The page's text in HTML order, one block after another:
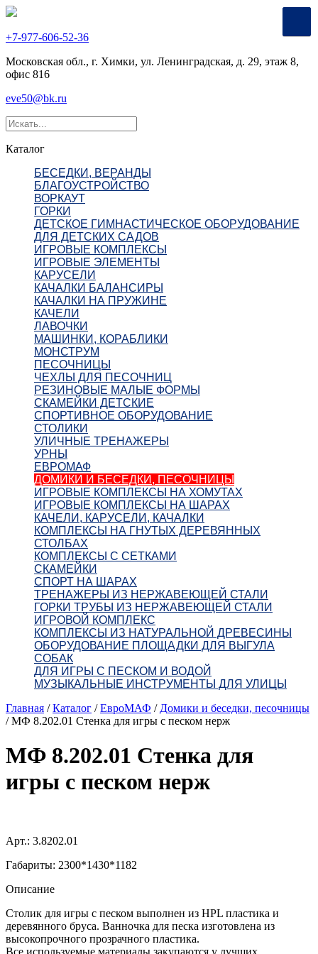
+7-977-606-52-36
Московская обл., г. Химки, ул. Ленинградская, д. 29, этаж 8,
офис 816
eve50@bk.ru
Каталог
БЕСЕДКИ, ВЕРАНДЫ
БЛАГОУСТРОЙСТВО
ВОРКАУТ
ГОРКИ
ДЕТСКОЕ ГИМНАСТИЧЕСКОЕ ОБОРУДОВАНИЕ
ДЛЯ ДЕТСКИХ САДОВ
ИГРОВЫЕ КОМПЛЕКСЫ
ИГРОВЫЕ ЭЛЕМЕНТЫ
КАРУСЕЛИ
КАЧАЛКИ БАЛАНСИРЫ
КАЧАЛКИ НА ПРУЖИНЕ
КАЧЕЛИ
ЛАВОЧКИ
МАШИНКИ, КОРАБЛИКИ
МОНСТРУМ
ПЕСОЧНИЦЫ
ЧЕХЛЫ ДЛЯ ПЕСОЧНИЦ
РЕЗИНОВЫЕ МАЛЫЕ ФОРМЫ
СКАМЕЙКИ ДЕТСКИЕ
СПОРТИВНОЕ ОБОРУДОВАНИЕ
СТОЛИКИ
УЛИЧНЫЕ ТРЕНАЖЕРЫ
УРНЫ
ЕВРОМАФ
ДОМИКИ И БЕСЕДКИ, ПЕСОЧНИЦЫ
ИГРОВЫЕ КОМПЛЕКСЫ НА ХОМУТАХ
ИГРОВЫЕ КОМПЛЕКСЫ НА ШАРАХ
КАЧЕЛИ, КАРУСЕЛИ, КАЧАЛКИ
КОМПЛЕКСЫ НА ГНУТЫХ ДЕРЕВЯННЫХ
СТОЛБАХ
КОМПЛЕКСЫ С СЕТКАМИ
СКАМЕЙКИ
СПОРТ НА ШАРАХ
ТРЕНАЖЕРЫ ИЗ НЕРЖАВЕЮЩЕЙ СТАЛИ
ГОРКИ ТРУБЫ ИЗ НЕРЖАВЕЮЩЕЙ СТАЛИ
ИГРОВОЙ КОМПЛЕКС
КОМПЛЕКСЫ ИЗ НАТУРАЛЬНОЙ ДРЕВЕСИНЫ
ОБОРУДОВАНИЕ ПЛОЩАДКИ ДЛЯ ВЫГУЛА
СОБАК
ДЛЯ ИГРЫ С ПЕСКОМ И ВОДОЙ
МУЗЫКАЛЬНЫЕ ИНСТРУМЕНТЫ ДЛЯ УЛИЦЫ
Главная /Каталог /ЕвроМАФ / Домики и беседки, песочницы
/МФ 8.202.01 Стенка для игры с песком нерж
МФ 8.202.01 Стенка для
игры с песком нерж
Арт.: 3.8202.01
Габариты: 2300*1430*1182
Описание
Столик для игры с песком выполнен из HPL пластика и
деревянного бруса. Ванночка для песка изготовлена из
высокопрочного прозрачного пластика.
Все используемые материалы закупаются у лучших